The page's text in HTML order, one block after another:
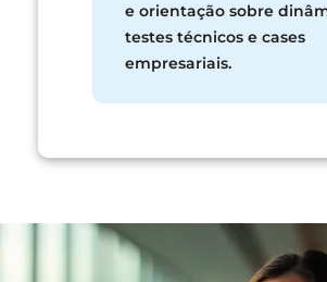
e orientação sobre
testes técnicos e cases
empresariais.